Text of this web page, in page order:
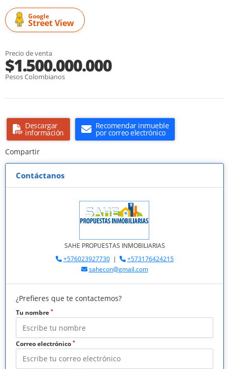
Google
Street View
Precio de venta
$1.500.000.000
Pesos Colombianos
Descargar
información
Recomendar inmueble
por correo electrónico
Compartir
Contáctanos
SAHE PROPUESTAS INMOBILIARIAS
+576023927730|
+573176424215
sahecon@gmail.com
¿Prefieres que te contactemos?
Tu nombre *
Correo electrónico *